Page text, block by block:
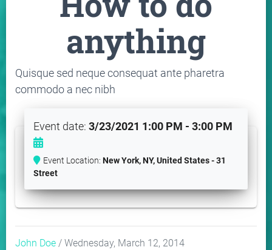
anything
Quisque sed neque consequat ante pharetra
commodo a nec nibh
Event date: 3/23/2021 1:00 PM - 3:00 PM
Event Location: New York, NY, United States - 31
Street
John Doe / Wednesday, March 12, 2014